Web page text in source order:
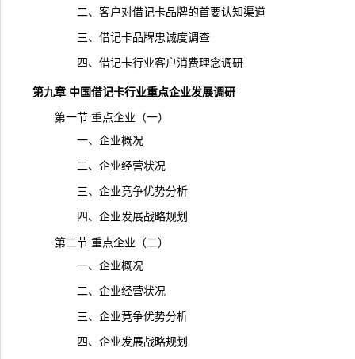
二、客户对借记卡品牌的首要认知渠道
三、借记卡品牌忠诚度调查
四、借记卡行业客户消费理念调研
第九章 中国借记卡行业重点企业发展调研
第一节 重点企业（一）
一、企业概况
二、企业经营状况
三、企业竞争优势分析
四、企业发展战略规划
第二节 重点企业（二）
一、企业概况
二、企业经营状况
三、企业竞争优势分析
四、企业发展战略规划